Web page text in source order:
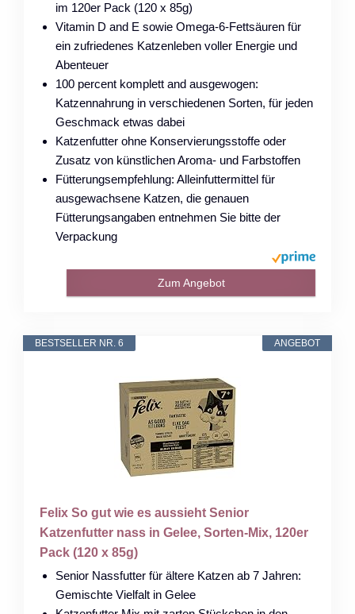
im 120er Pack (120 x 85g)
Vitamin D and E sowie Omega-6-Fettsäuren für
ein zufriedenes Katzenleben voller Energie und
Abenteuer
100 percent komplett and ausgewogen:
Katzennahrung in verschiedenen Sorten, für jeden
Geschmack etwas dabei
Katzenfutter ohne Konservierungsstoffe oder
Zusatz von künstlichen Aroma- und Farbstoffen
Fütterungsempfehlung: Alleinfuttermittel für
ausgewachsene Katzen, die genauen
Fütterungsangaben entnehmen Sie bitte der
Verpackung
Zum Angebot
ANGEBOT
BESTSELLER NR. 6
Felix So gut wie es aussieht Senior
Katzenfutter nass in Gelee, Sorten-Mix, 120er
Pack (120 x 85g)
Senior Nassfutter für ältere Katzen ab 7 Jahren:
Gemischte Vielfalt in Gelee